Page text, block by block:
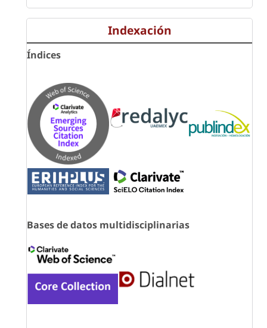
Indexación
Índices
Bases de datos multidisciplinarias